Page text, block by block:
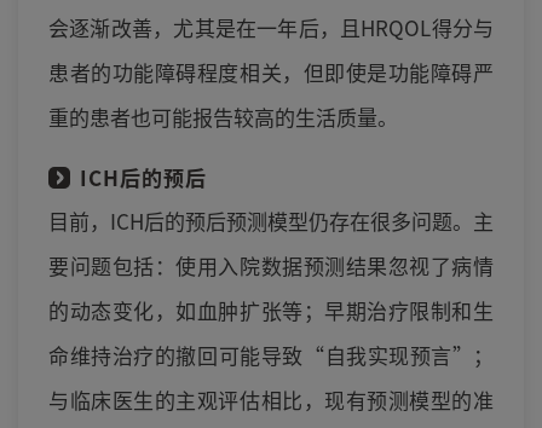
会逐渐改善，尤其是在一年后，且HRQOL得分与
患者的功能障碍程度相关，但即使是功能障碍严
重的患者也可能报告较高的生活质量。
ICH后的预后
目前，ICH后的预后预测模型仍存在很多问题。主
要问题包括：使用入院数据预测结果忽视了病情
的动态变化，如血肿扩张等；早期治疗限制和生
命维持治疗的撤回可能导致“自我实现预言”；
与临床医生的主观评估相比，现有预测模型的准